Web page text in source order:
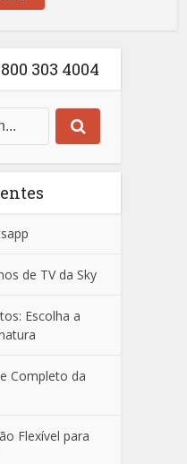
303 4004
de TV da Sky
Escolha a
Completo da
Flexível para